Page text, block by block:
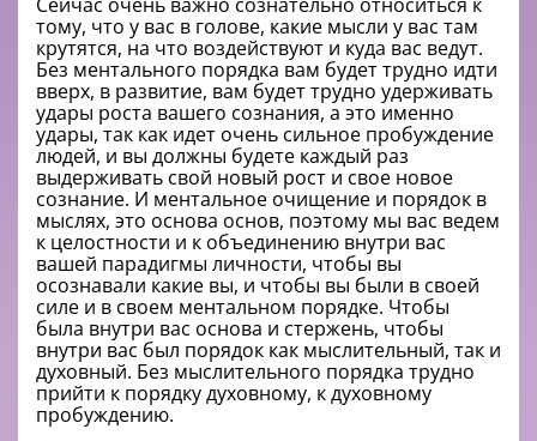
тому, что у вас в голове, какие мысли у вас там
крутятся, на что воздействуют и куда вас ведут.
Без ментального порядка вам будет трудно идти
вверх, в развитие, вам будет трудно удерживать
удары роста вашего сознания, а это именно
удары, так как идет очень сильное пробуждение
людей, и вы должны будете каждый раз
выдерживать свой новый рост и свое новое
сознание. И ментальное очищение и порядок в
мыслях, это основа основ, поэтому мы вас ведем
к целостности и к объединению внутри вас
вашей парадигмы личности, чтобы вы
осознавали какие вы, и чтобы вы были в своей
силе и в своем ментальном порядке. Чтобы
была внутри вас основа и стержень, чтобы
внутри вас был порядок как мыслительный, так и
духовный. Без мыслительного порядка трудно
прийти к порядку духовному, к духовному
пробуждению.